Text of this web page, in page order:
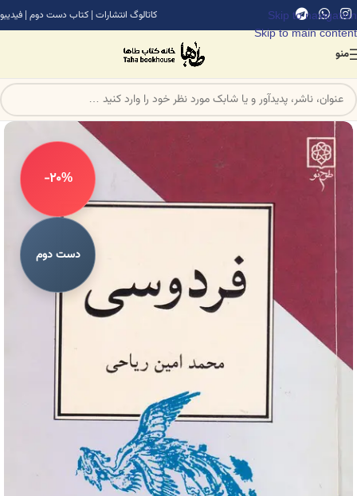
Skip to navigation
Skip to main content
کاتالوگ انتشارات | کتاب دست دوم | فیدیبو
منو
-20%
دست دوم